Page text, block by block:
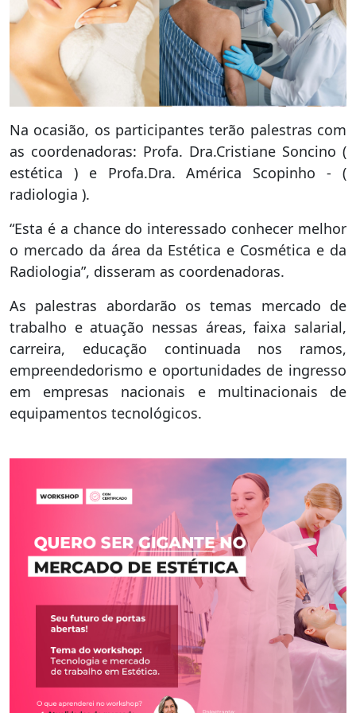
Na ocasião, os participantes terão palestras com
as coordenadoras: Profa. Dra.Cristiane Soncino (
estética ) e Profa.Dra. América Scopinho - (
radiologia ).
“Esta é a chance do interessado conhecer melhor
o mercado da área da Estética e Cosmética e da
Radiologia”, disseram as coordenadoras.
As palestras abordarão os temas mercado de
trabalho e atuação nessas áreas, faixa salarial,
carreira, educação continuada nos ramos,
empreendedorismo e oportunidades de ingresso
em empresas nacionais e multinacionais de
equipamentos tecnológicos.